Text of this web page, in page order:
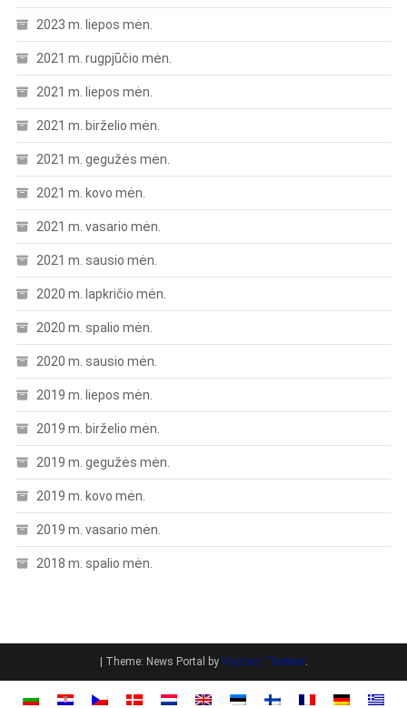
2023 m. liepos mėn.
2021 m. rugpjūčio mėn.
2021 m. liepos mėn.
2021 m. birželio mėn.
2021 m. gegužės mėn.
2021 m. kovo mėn.
2021 m. vasario mėn.
2021 m. sausio mėn.
2020 m. lapkričio mėn.
2020 m. spalio mėn.
2020 m. sausio mėn.
2019 m. liepos mėn.
2019 m. birželio mėn.
2019 m. gegužės mėn.
2019 m. kovo mėn.
2019 m. vasario mėn.
2018 m. spalio mėn.
Theme: News Portal by Mystery Themes.